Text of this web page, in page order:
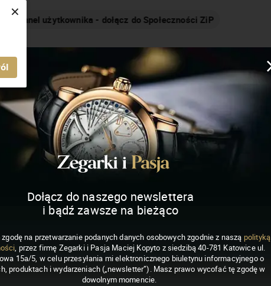
× Nakręcamy pozytywnie... cały czas!
ZEGARKI I PASJA
Dołącz do naszego newslettera
i bądź zawsze na bieżąco
na przetwarzanie podanych danych osobowych zgodnie z naszą polityką
, przez firmę Zegarki i Pasja Maciej Kopyto z siedzibą 40-781 Katowice ul.
15a/5, w celu przesyłania mi elektronicznego biuletynu informacyjnego o
produktach i wydarzeniach („newsletter”). Masz prawo wycofać tę zgodę w
dowolnym momencie.